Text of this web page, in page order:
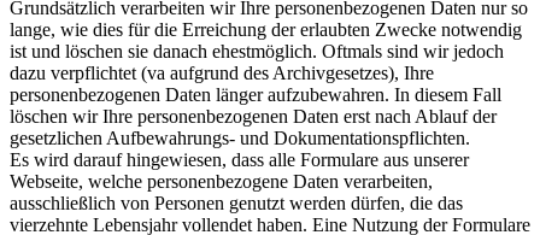
Grundsätzlich verarbeiten wir Ihre personenbezogenen Daten nur so
lange, wie dies für die Erreichung der erlaubten Zwecke notwendig
ist und löschen sie danach ehestmöglich. Oftmals sind wir jedoch
dazu verpflichtet (va aufgrund des Archivgesetzes), Ihre
personenbezogenen Daten länger aufzubewahren. In diesem Fall
löschen wir Ihre personenbezogenen Daten erst nach Ablauf der
gesetzlichen Aufbewahrungs- und Dokumentationspflichten.
Es wird darauf hingewiesen, dass alle Formulare aus unserer
Webseite, welche personenbezogene Daten verarbeiten,
ausschließlich von Personen genutzt werden dürfen, die das
vierzehnte Lebensjahr vollendet haben. Eine Nutzung der Formulare